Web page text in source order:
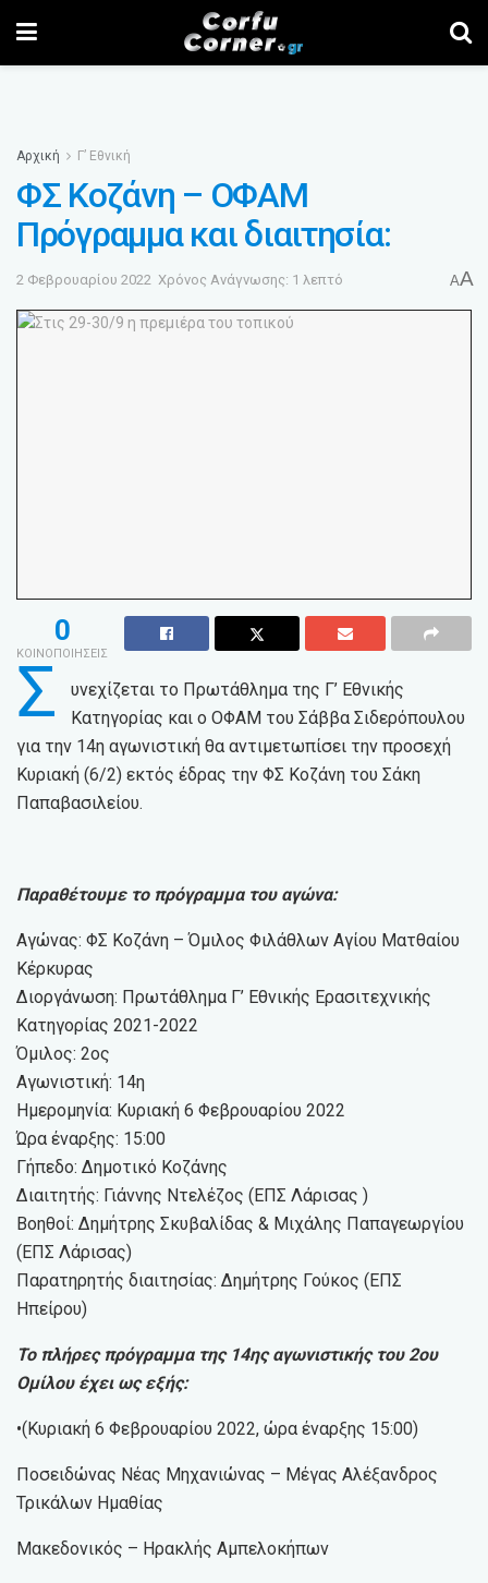
Αρχική Γ’ Εθνική
ΦΣ Κοζάνη – ΟΦΑΜ
Πρόγραμμα και διαιτησία:
2 Φεβρουαρίου 2022 Χρόνος Ανάγνωσης: 1 λεπτό AA
0
ΚΟΙΝΟΠΟΙΗΣΕΙΣ
Σ
υνεχίζεται το Πρωτάθλημα της Γ’ Εθνικής
Κατηγορίας και ο ΟΦΑΜ του Σάββα Σιδερόπουλου
για την 14η αγωνιστική θα αντιμετωπίσει την προσεχή
Κυριακή (6/2) εκτός έδρας την ΦΣ Κοζάνη του Σάκη
Παπαβασιλείου.
Παραθέτουμε το πρόγραμμα του αγώνα:
Αγώνας: ΦΣ Κοζάνη – Όμιλος Φιλάθλων Αγίου Ματθαίου
Κέρκυρας
Διοργάνωση: Πρωτάθλημα Γ’ Εθνικής Ερασιτεχνικής
Κατηγορίας 2021-2022
Όμιλος: 2ος
Αγωνιστική: 14η
Ημερομηνία: Κυριακή 6 Φεβρουαρίου 2022
Ώρα έναρξης: 15:00
Γήπεδο: Δημοτικό Κοζάνης
Διαιτητής: Γιάννης Ντελέζος (ΕΠΣ Λάρισας )
Βοηθοί: Δημήτρης Σκυβαλίδας & Μιχάλης Παπαγεωργίου
(ΕΠΣ Λάρισας)
Παρατηρητής διαιτησίας: Δημήτρης Γούκος (ΕΠΣ
Ηπείρου)
Το πλήρες πρόγραμμα της 14ης αγωνιστικής του 2ου
Ομίλου έχει ως εξής:
•(Κυριακή 6 Φεβρουαρίου 2022, ώρα έναρξης 15:00)
Ποσειδώνας Νέας Μηχανιώνας – Μέγας Αλέξανδρος
Τρικάλων Ημαθίας
Μακεδονικός – Ηρακλής Αμπελοκήπων